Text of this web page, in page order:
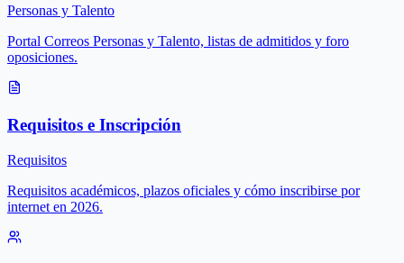
Personas y Talento
Portal Correos Personas y Talento, listas de admitidos y foro
oposiciones.
Requisitos e Inscripción
Requisitos
Requisitos académicos, plazos oficiales y cómo inscribirse por
internet en 2026.